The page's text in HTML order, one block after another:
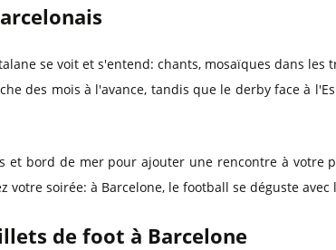
se voit et s'entend: chants, mosaïques dans
des mois à l'avance, tandis que le derby face à
et bord de mer pour ajouter une rencontre à votre
votre soirée: à Barcelone, le football se déguste
de foot à Barcelone